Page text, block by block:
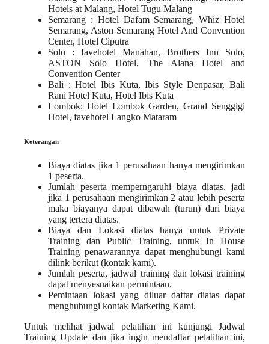
Hotels at Malang, Hotel Tugu Malang
Semarang : Hotel Dafam Semarang, Whiz Hotel
Semarang, Aston Semarang Hotel And Convention
Center, Hotel Ciputra
Solo : favehotel Manahan, Brothers Inn Solo,
ASTON Solo Hotel, The Alana Hotel and
Convention Center
Bali : Hotel Ibis Kuta, Ibis Style Denpasar, Bali
Rani Hotel Kuta, Hotel Ibis Kuta
Lombok: Hotel Lombok Garden, Grand Senggigi
Hotel, favehotel Langko Mataram
Keterangan
Biaya diatas jika 1 perusahaan hanya mengirimkan
1 peserta.
Jumlah peserta memperngaruhi biaya diatas, jadi
jika 1 perusahaan mengirimkan 2 atau lebih peserta
maka biayanya dapat dibawah (turun) dari biaya
yang tertera diatas.
Biaya dan Lokasi diatas hanya untuk Private
Training dan Public Training, untukIn House
Training penawarannya dapat menghubungi kami
dilink berikut (kontak kami).
Jumlah peserta,jadwal trainingdan lokasi training
dapat menyesuaikan permintaan.
Pemintaan lokasi yang diluar daftardiatas dapat
menghubungi kontak Marketing Kami.
Untuk melihat jadwal pelatihan ini kunjungiJadwal
Training Update dan jika ingin mendaftar pelatihan ini,